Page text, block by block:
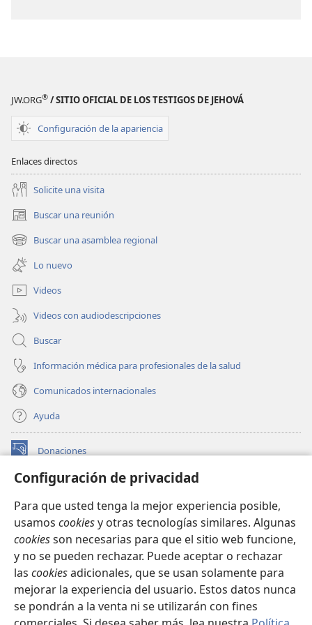
Configuración de privacidad
Para que usted tenga la mejor experiencia posible,
usamos cookiesy otras tecnologías similares. Algunas
cookiesson necesarias para que el sitio web funcione,
y no se pueden rechazar. Puede aceptar o rechazar
las cookiesadicionales, que se usan solamente para
mejorar la experiencia del usuario. Estos datos nunca
se pondrán a la venta ni se utilizarán con fines
JW.ORG® / SITIO OFICIAL DE LOS TESTIGOS DE JEHOVÁ
Configuración de la apariencia
Enlaces directos
Solicite una visita
Buscar una reunión
(abre
una
nueva
ventana)
Buscar una asamblea regional
(abre
una
nueva
ventana)
Lo nuevo
Videos
Videos con audiodescripciones
Buscar
Información médica para profesionales de la salud
Comunicados internacionales
Ayuda
Donaciones
(abre
nueva BIBLIOTECA EN LÍNEA Watchtower™
una
nueva
ventana)
JW Hub
(abre
una
nueva
ventana)
JW Library
Watchtower Library